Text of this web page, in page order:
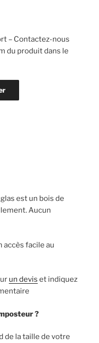
– Contactez-nous
du produit dans le
est un bois de
Aucun
accès facile au
un devis et indiquez
?
de la taille de votre